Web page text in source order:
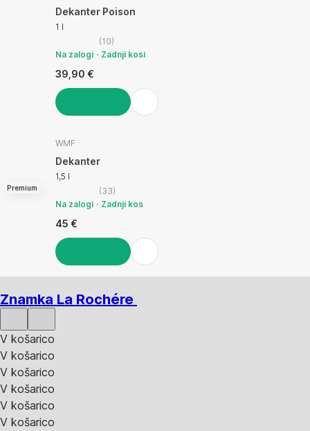
Dekanter Poison
1 l
(10)
Na zalogi
Zadnji kosi
39,90 €
Premium
WMF
Dekanter
1,5 l
(33)
Na zalogi
Zadnji kos
45 €
Znamka La Rochére
V košarico
V košarico
V košarico
V košarico
V košarico
V košarico